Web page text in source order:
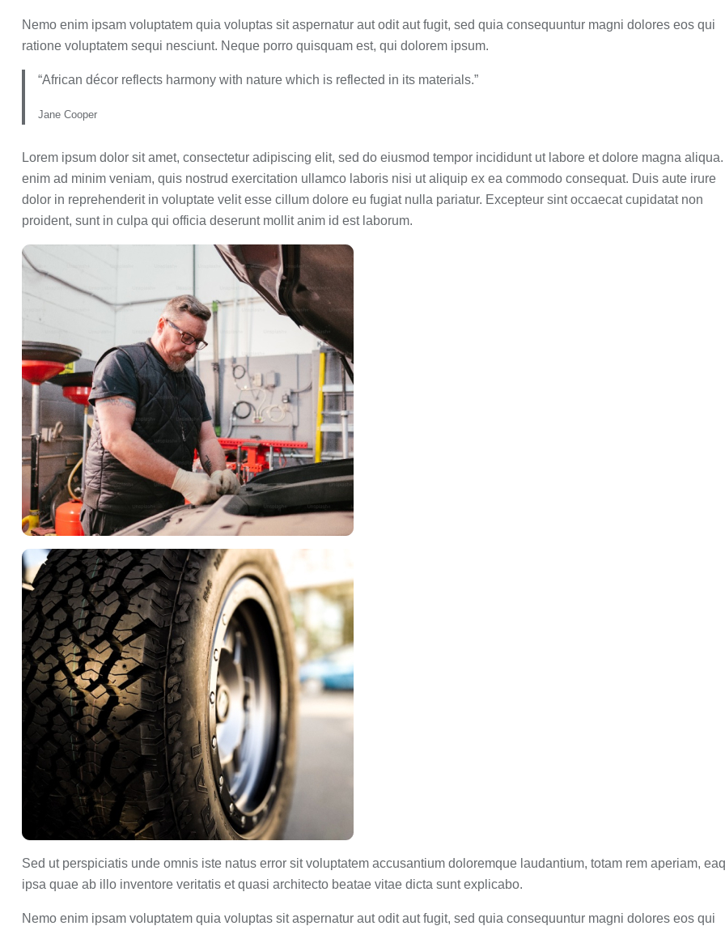
Nemo enim ipsam voluptatem quia voluptas sit aspernatur aut odit aut fugit, sed quia consequuntur magni dolores eos qui
ratione voluptatem sequi nesciunt. Neque porro quisquam est, qui dolorem ipsum.
“African décor reflects harmony with nature which is reflected in its materials.”
Jane Cooper
Lorem ipsum dolor sit amet, consectetur adipiscing elit, sed do eiusmod tempor incididunt ut labore et dolore magna
enim ad minim veniam, quis nostrud exercitation ullamco laboris nisi ut aliquip ex ea commodo consequat. Duis aute irure
dolor in reprehenderit in voluptate velit esse cillum dolore eu fugiat nulla pariatur. Excepteur sint occaecat cupidatat non
proident, sunt in culpa qui officia deserunt mollit anim id est laborum.
Sed ut perspiciatis unde omnis iste natus error sit voluptatem accusantium doloremque laudantium, totam rem aperiam,
ipsa quae ab illo inventore veritatis et quasi architecto beatae vitae dicta sunt explicabo.
Nemo enim ipsam voluptatem quia voluptas sit aspernatur aut odit aut fugit, sed quia consequuntur magni dolores eos qui